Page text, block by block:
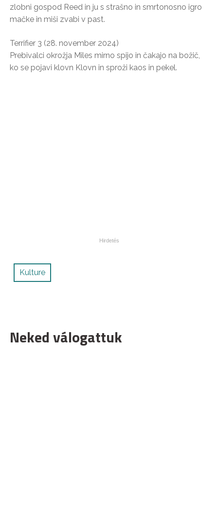
zlobni gospod Reed in ju s strašno in smrtonosno igro
mačke in miši zvabi v past.
Terrifier 3 (28. november 2024)
Prebivalci okrožja Miles mirno spijo in čakajo na božič,
ko se pojavi klovn Klovn in sproži kaos in pekel.
Kulture
Neked válogattuk